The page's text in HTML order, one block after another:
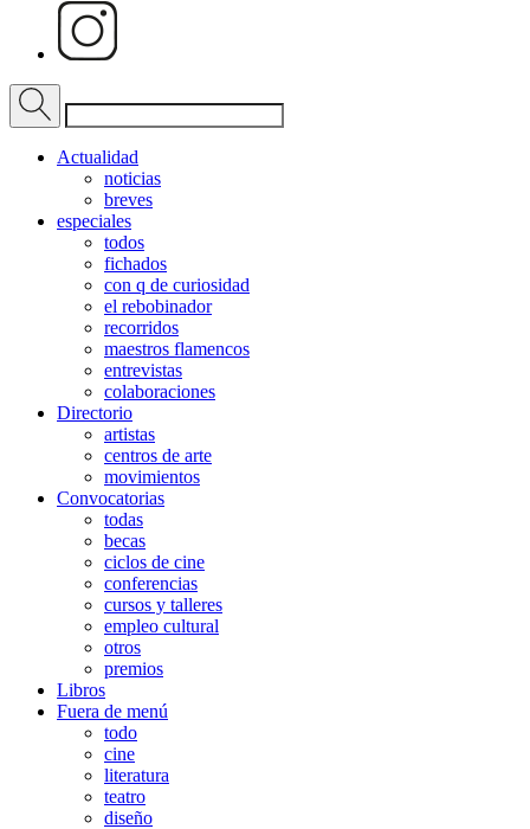
Actualidad
noticias
breves
especiales
todos
fichados
con q de curiosidad
el rebobinador
recorridos
maestros flamencos
entrevistas
colaboraciones
Directorio
artistas
centros de arte
movimientos
Convocatorias
todas
becas
ciclos de cine
conferencias
cursos y talleres
empleo cultural
otros
premios
Libros
Fuera de menú
todo
cine
literatura
teatro
diseño